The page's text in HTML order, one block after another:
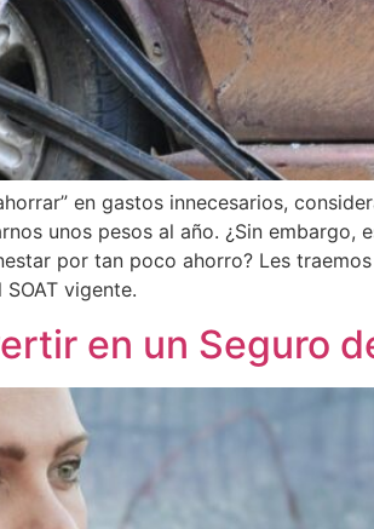
en gastos innecesarios,
unos pesos al año. ¿Sin
por tan poco ahorro? Les
vigente.
en un Seguro